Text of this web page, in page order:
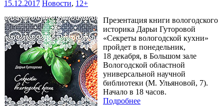
15.12.2017 Новости, 12+
Презентация книги вологодского
историка Дарьи Гуторовой
«Секреты вологодской кухни»
пройдет в понедельник,
18 декабря, в Большом зале
Вологодской областной
универсальной научной
библиотеки (М. Ульяновой, 7).
Начало в 18 часов.
Подробнее